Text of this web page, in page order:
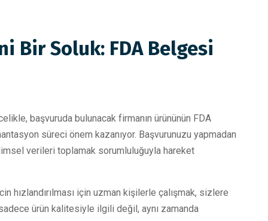
Bir Soluk: FDA Belgesi
başvuruda bulunacak firmanın ürününün FDA
süreci önem kazanıyor. Başvurunuzu yapmadan
verileri toplamak sorumluluğuyla hareket
hızlandırılması için uzman kişilerle çalışmak, sizlere
ürün kalitesiyle ilgili değil, aynı zamanda